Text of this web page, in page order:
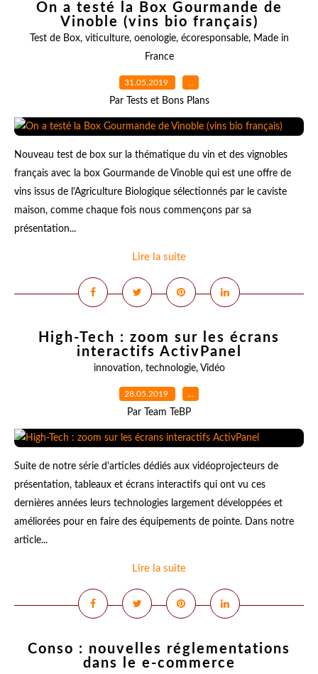
On a testé la Box Gourmande de
Vinoble (vins bio français)
Test de Box, viticulture, oenologie, écoresponsable, Made in
France
31.05.2019 …
Par Tests et Bons Plans
Nouveau test de box sur la thématique du vin et des vignobles
français avec la box Gourmande de Vinoble qui est une offre de
vins issus de l'Agriculture Biologique sélectionnés par le caviste
maison, comme chaque fois nous commençons par sa
présentation...
Lire la suite
High-Tech : zoom sur les écrans
interactifs ActivPanel
innovation, technologie, Vidéo
28.05.2019 …
Par Team TeBP
Suite de notre série d'articles dédiés aux vidéoprojecteurs de
présentation, tableaux et écrans interactifs qui ont vu ces
dernières années leurs technologies largement développées et
améliorées pour en faire des équipements de pointe. Dans notre
article...
Lire la suite
Conso : nouvelles réglementations
dans le e-commerce